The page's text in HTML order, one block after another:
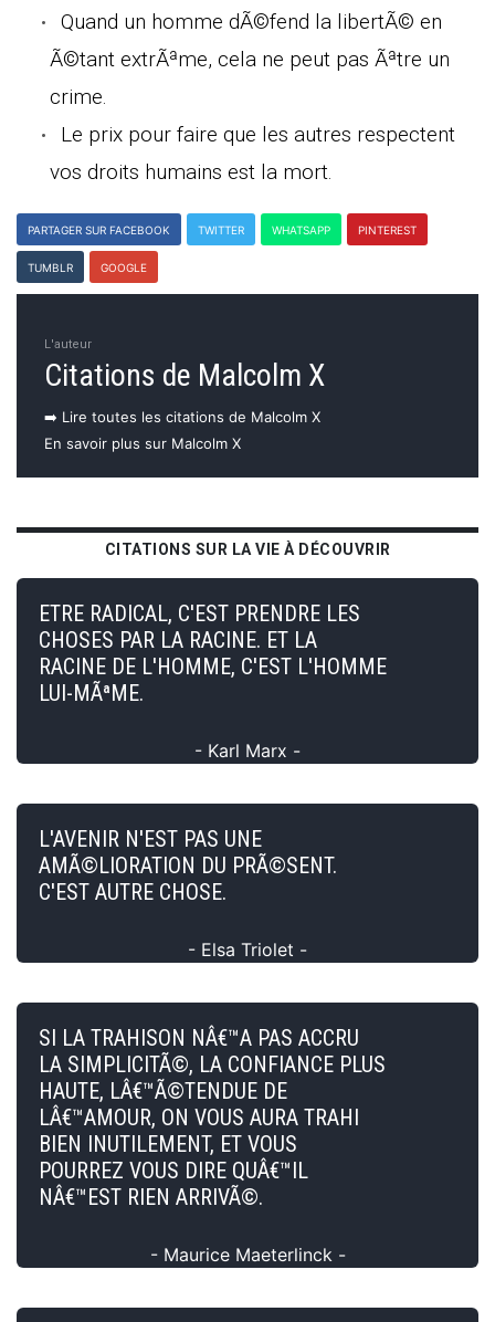
Quand un homme dÃ©fend la libertÃ© en
Ã©tant extrÃªme, cela ne peut pas Ãªtre un
crime.
Le prix pour faire que les autres respectent
vos droits humains est la mort.
PARTAGER SUR FACEBOOK TWITTER WHATSAPP PINTEREST
TUMBLR GOOGLE
L'auteur
Citations de Malcolm X
➡️ Lire toutes les citations de Malcolm X
En savoir plus sur Malcolm X
CITATIONS SUR LA VIE À DÉCOUVRIR
ETRE RADICAL, C'EST PRENDRE LES
CHOSES PAR LA RACINE. ET LA
RACINE DE L'HOMME, C'EST L'HOMME
LUI-MÃªME.
- Karl Marx -
L'AVENIR N'EST PAS UNE
AMÃ©LIORATION DU PRÃ©SENT.
C'EST AUTRE CHOSE.
- Elsa Triolet -
SI LA TRAHISON NÂ€™A PAS ACCRU
LA SIMPLICITÃ©, LA CONFIANCE PLUS
HAUTE, LÂ€™Ã©TENDUE DE
LÂ€™AMOUR, ON VOUS AURA TRAHI
BIEN INUTILEMENT, ET VOUS
POURREZ VOUS DIRE QUÂ€™IL
NÂ€™EST RIEN ARRIVÃ©.
- Maurice Maeterlinck -